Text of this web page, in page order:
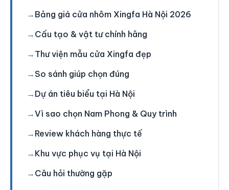
Bảng giá cửa nhôm Xingfa Hà Nội 2026
Cấu tạo & vật tư chính hãng
Thư viện mẫu cửa Xingfa đẹp
So sánh giúp chọn đúng
Dự án tiêu biểu tại Hà Nội
Vì sao chọn Nam Phong & Quy trình
Review khách hàng thực tế
Khu vực phục vụ tại Hà Nội
Câu hỏi thường gặp